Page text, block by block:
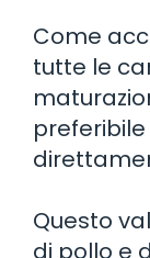
Come
tutte le
Questo
di pollo e